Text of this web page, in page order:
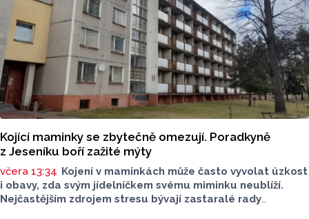
Kojící maminky se zbytečně omezují. Poradkyně
z Jeseníku boří zažité mýty
včera 13:34 Kojení v maminkách může často vyvolat úzkost
i obavy, zda svým jídelníčkem svému miminku neublíží.
Nejčastějším zdrojem stresu bývají zastaralé rady